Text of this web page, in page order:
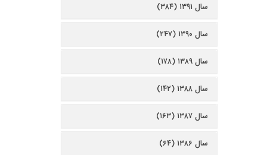
سال ۱۳۹۱ (۳۸۴)
سال ۱۳۹۰ (۲۴۷)
سال ۱۳۸۹ (۱۷۸)
سال ۱۳۸۸ (۱۴۲)
سال ۱۳۸۷ (۱۶۳)
سال ۱۳۸۶ (۶۴)